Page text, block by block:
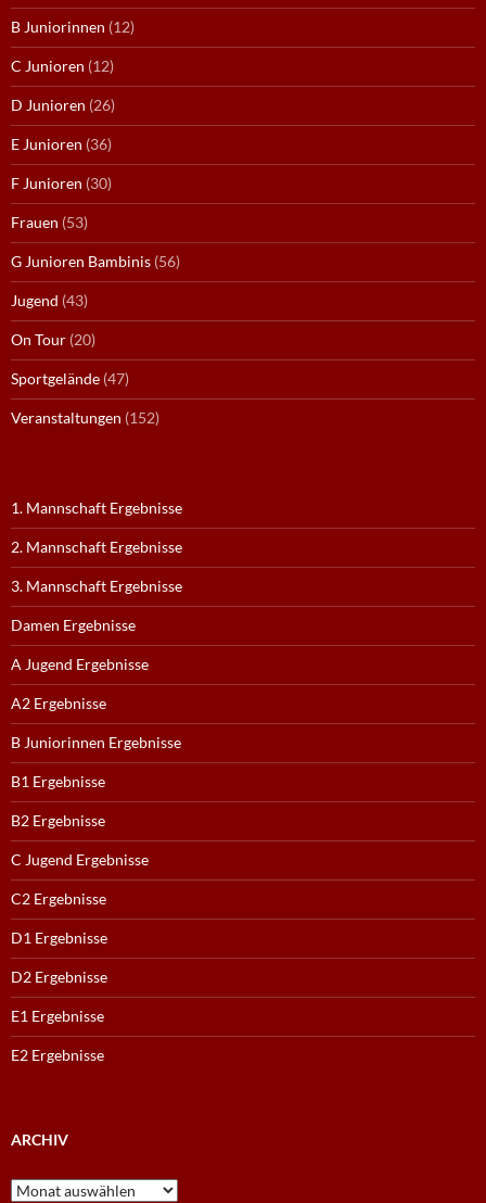
B Juniorinnen (12)
C Junioren (12)
D Junioren (26)
E Junioren (36)
F Junioren (30)
Frauen (53)
G Junioren Bambinis (56)
Jugend (43)
On Tour (20)
Sportgelände (47)
Veranstaltungen (152)
1. Mannschaft Ergebnisse
2. Mannschaft Ergebnisse
3. Mannschaft Ergebnisse
Damen Ergebnisse
A Jugend Ergebnisse
A2 Ergebnisse
B Juniorinnen Ergebnisse
B1 Ergebnisse
B2 Ergebnisse
C Jugend Ergebnisse
C2 Ergebnisse
D1 Ergebnisse
D2 Ergebnisse
E1 Ergebnisse
E2 Ergebnisse
ARCHIV
Archiv